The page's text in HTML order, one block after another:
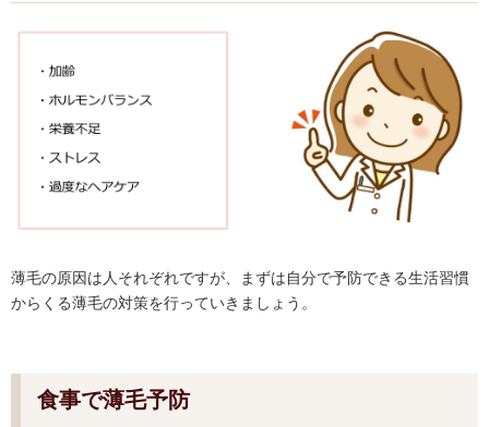
薄毛の原因は人それぞれですが、まずは自分で予防できる生活習慣
からくる薄毛の対策を行っていきましょう。
食事で薄毛予防